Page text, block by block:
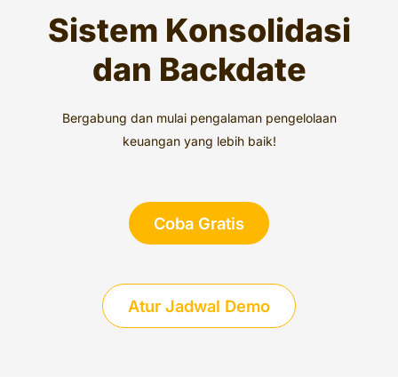
Sistem Konsolidasi
dan Backdate
Bergabung dan mulai pengalaman pengelolaan
keuangan yang lebih baik!
Coba Gratis
Atur Jadwal Demo